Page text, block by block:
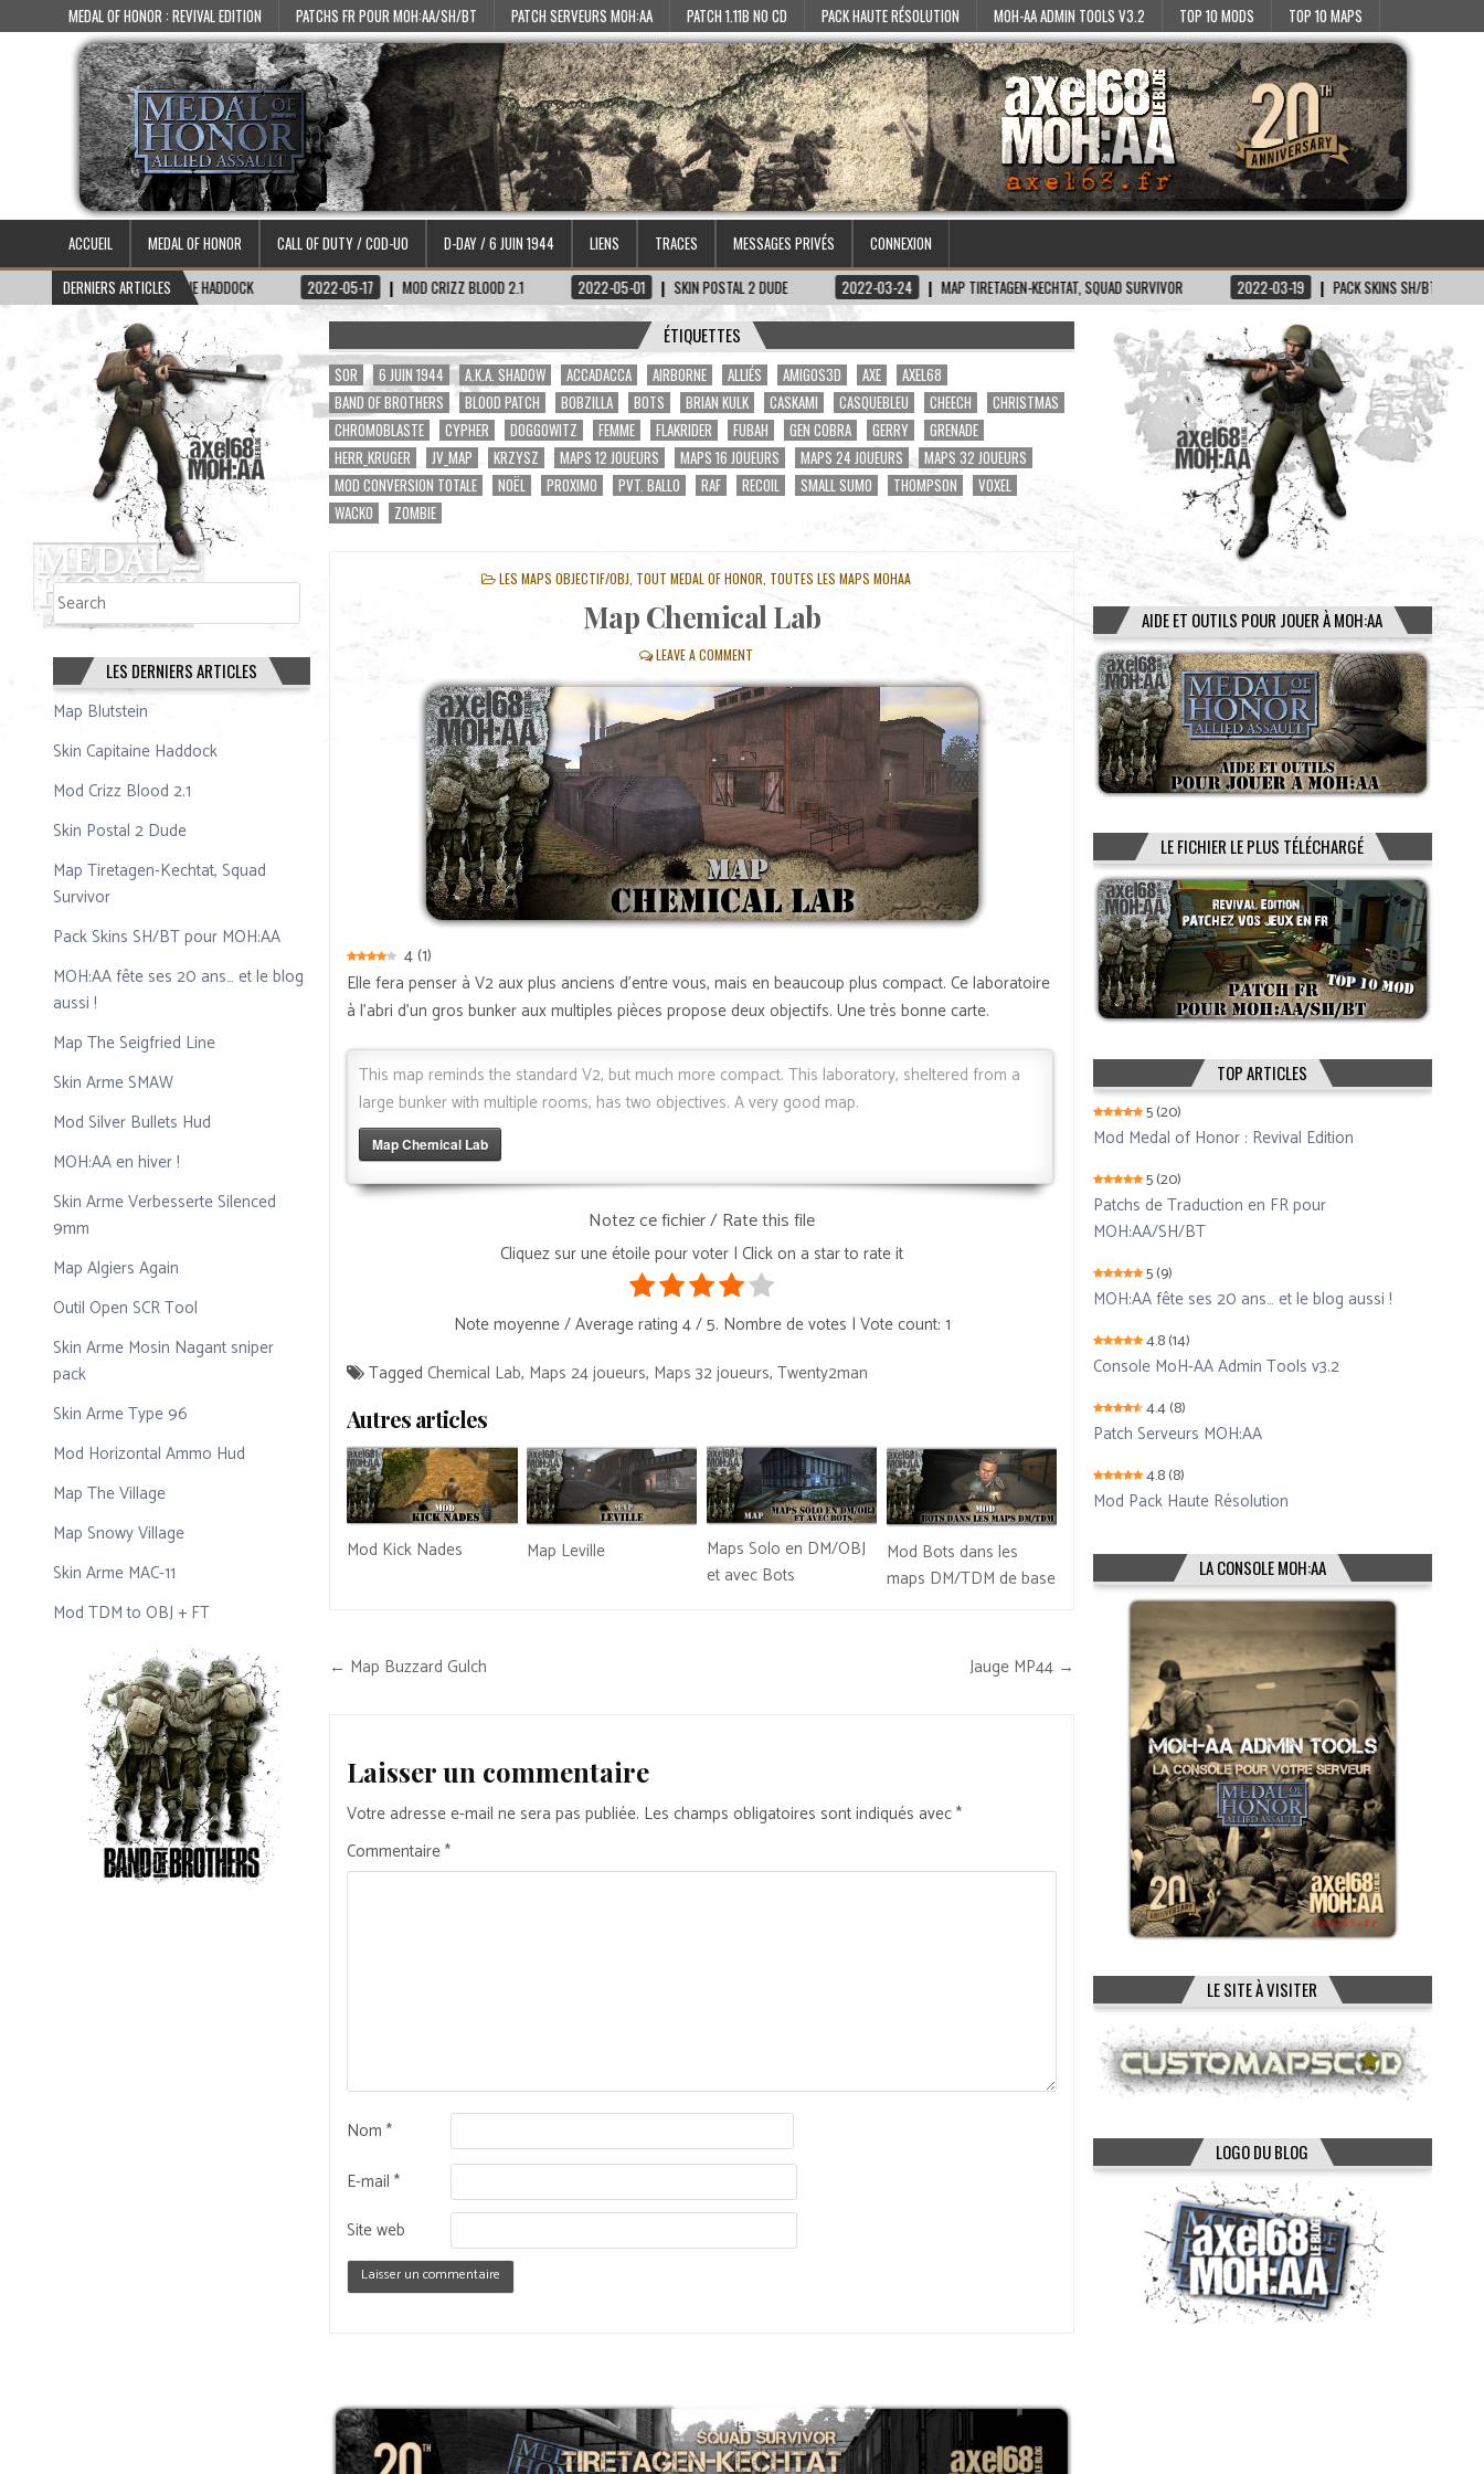
MEDAL OF HONOR : REVIVAL EDITION PATCHS FR POUR MOH:AA/SH/BT PATCH SERVEURS MOH:AA PATCH 1.11B NO CD PACK HAUTE RÉSOLUTION MOH-AA ADMIN TOOLS V3.2 TOP 10 MODS TOP 10 MAPS
ACCUEIL MEDAL OF HONOR CALL OF DUTY / COD-UO D-DAY / 6 JUIN 1944 LIENS TRACES MESSAGES PRIVÉS
CONNEXION
DERNIERS ARTICLES
SKIN CAPITAINE HADDOCK 2022-05-17 MOD CRIZZ BLOOD 2.1 2022-05-01 SKIN POSTAL 2 DUDE 2022-03-24 MAP TIRETAGEN-KECHTAT, SQUAD SURVIVOR 2022-03-19 PACK SKINS SH/BT POUR MOH:AA
ÉTIQUETTES
$OR 6 JUIN 1944 A.K.A. SHADOW ACCADACCA AIRBORNE ALLIÉS AMIGOS3D AXE
AXEL68
BAND OF BROTHERS
BLOOD PATCH BOBZILLA BOTS BRIAN KULK CASKAMI CASQUEBLEU CHEECH
CHRISTMAS
CHROMOBLASTE
CYPHER DOGGOWITZ FEMME FLAKRIDER FUBAH GEN COBRA GERRY
GRENADE
HERR_KRUGER
JV_MAP KRZYSZ MAPS 12 JOUEURS MAPS 16 JOUEURS MAPS 24 JOUEURS
MAPS 32 JOUEURS
MOD CONVERSION TOTALE
NOËL PROXIMO PVT. BALLO RAF RECOIL SMALL SUMO THOMPSON
VOXEL
WACKO
ZOMBIE
POSTED
LES MAPS OBJECTIF/OBJ TOUT MEDAL OF HONOR TOUTES LES MAPS MOHAA
Map Chemical Lab
LEAVE A COMMENT
4(1)
Elle fera penser à V2 aux plus anciens d’entre vous, mais en beaucoup plus compact. Ce laboratoire
à l’abri d’un gros bunker aux multiples pièces propose deux objectifs. Une très bonne carte.
This map reminds the standard V2, but much more compact. This laboratory, sheltered from a
large bunker with multiple rooms, has two objectives. A very good map.
Map Chemical Lab
Notez ce fichier / Rate this file
Cliquez sur une étoile pour voter | Click on a star to rate it
Note moyenne / Average rating 4/ 5. Nombre de votes | Vote count: 1
TaggedChemical Lab, Maps 24 joueurs, Maps 32 joueurs,Twenty2man
Autres articles
Mod Kick Nades Map Leville
Maps Solo en DM/OBJ
et avec Bots
Mod Bots dans les
maps DM/TDM de base
Navigation
← Map Buzzard Gulch Jauge MP44 →
Laisser un commentaire
Votre adresse e-mail ne sera pas publiée. Les champs obligatoires sont indiqués avec*
Commentaire*
Nom*
E-mail*
Site web
Rechercher
LES DERNIERS ARTICLES
Map Blutstein
Skin Capitaine Haddock
Mod Crizz Blood 2.1
Skin Postal 2 Dude
Map Tiretagen-Kechtat, Squad
Survivor
Pack Skins SH/BT pour MOH:AA
MOH:AA fête ses 20 ans… et le blog
aussi !
Map The Seigfried Line
Skin Arme SMAW
Mod Silver Bullets Hud
MOH:AA en hiver !
Skin Arme Verbesserte Silenced
9mm
Map Algiers Again
Outil Open SCR Tool
Skin Arme Mosin Nagant sniper
pack
Skin Arme Type 96
Mod Horizontal Ammo Hud
Map The Village
Map Snowy Village
Skin Arme MAC-11
Mod TDM to OBJ + FT
AIDE ET OUTILS POUR JOUER À MOH:AA
LE FICHIER LE PLUS TÉLÉCHARGÉ
TOP ARTICLES
5(20)
Mod Medal of Honor : Revival Edition
5(20)
Patchs de Traduction en FR pour
MOH:AA/SH/BT
5(9)
MOH:AA fête ses 20 ans… et le blog aussi !
4.8(14)
Console MoH-AA Admin Tools v3.2
4.4(8)
Patch Serveurs MOH:AA
4.8(8)
Mod Pack Haute Résolution
LA CONSOLE MOH:AA
LE SITE À VISITER
LOGO DU BLOG